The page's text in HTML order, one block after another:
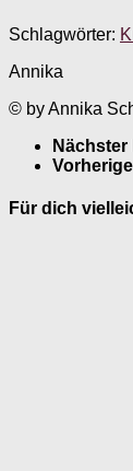
Schlagwörter:
Annika
© by Annika
Nächster
Für dich